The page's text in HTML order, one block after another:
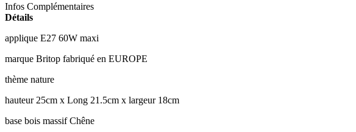
Infos Complémentaires
Détails
applique E27 60W maxi
marque Britop fabriqué en EUROPE
thème nature
hauteur 25cm x Long 21.5cm x largeur 18cm
base bois massif Chêne